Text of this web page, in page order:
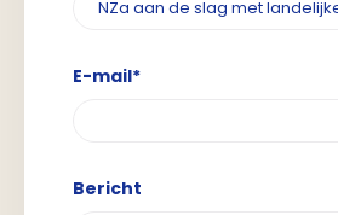
E-mail*
Bericht